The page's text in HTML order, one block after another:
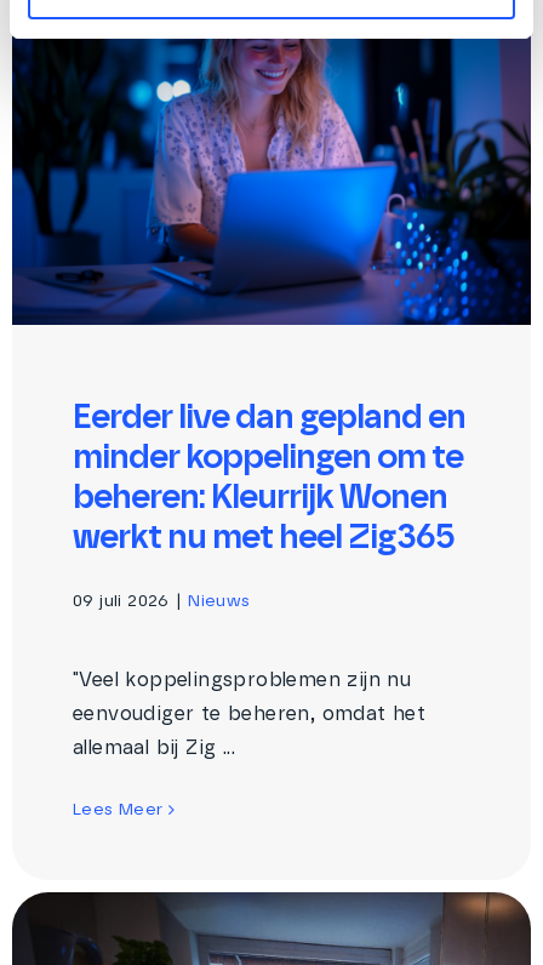
Eerder live dan gepland en
minder koppelingen om te
beheren: Kleurrijk Wonen
werkt nu met heel Zig365
09 juli 2026 Nieuws
"Veel koppelingsproblemen zijn nu
eenvoudiger te beheren, omdat het
allemaal bij Zig ...
Lees Meer